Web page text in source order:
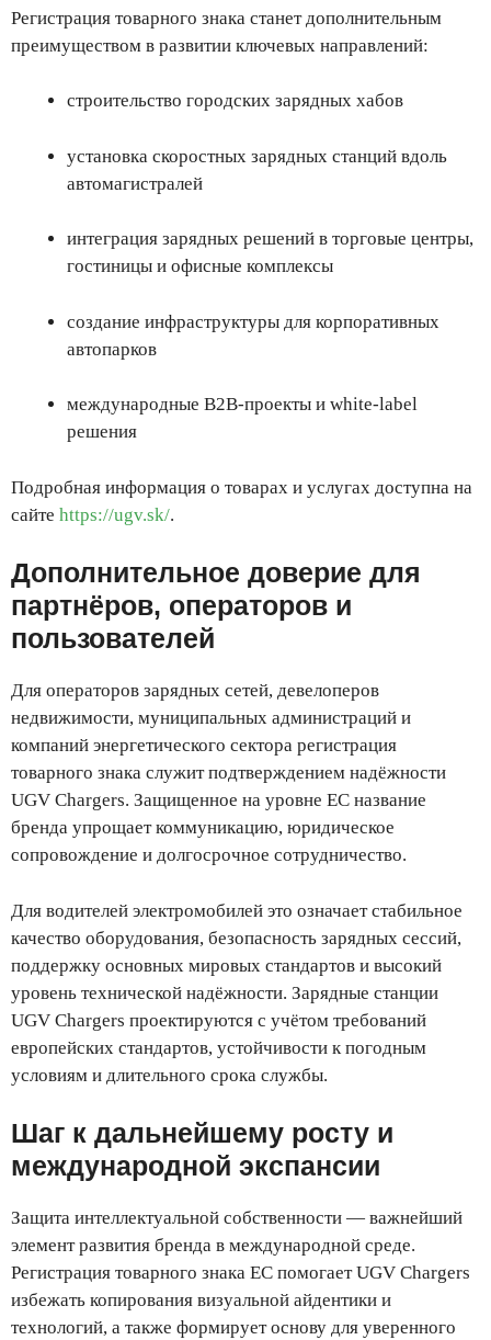
Регистрация товарного знака станет дополнительным
преимуществом в развитии ключевых направлений:
строительство городских зарядных хабов
установка скоростных зарядных станций вдоль
автомагистралей
интеграция зарядных решений в торговые центры,
гостиницы и офисные комплексы
создание инфраструктуры для корпоративных
автопарков
международные B2B-проекты и white-label
решения
Подробная информация о товарах и услугах доступна на
сайте https://ugv.sk/.
Дополнительное доверие для
партнёров, операторов и
пользователей
Для операторов зарядных сетей, девелоперов
недвижимости, муниципальных администраций и
компаний энергетического сектора регистрация
товарного знака служит подтверждением надёжности
UGV Chargers. Защищенное на уровне ЕС название
бренда упрощает коммуникацию, юридическое
сопровождение и долгосрочное сотрудничество.
Для водителей электромобилей это означает стабильное
качество оборудования, безопасность зарядных сессий,
поддержку основных мировых стандартов и высокий
уровень технической надёжности. Зарядные станции
UGV Chargers проектируются с учётом требований
европейских стандартов, устойчивости к погодным
условиям и длительного срока службы.
Шаг к дальнейшему росту и
международной экспансии
Защита интеллектуальной собственности — важнейший
элемент развития бренда в международной среде.
Регистрация товарного знака ЕС помогает UGV Chargers
избежать копирования визуальной айдентики и
технологий, а также формирует основу для уверенного